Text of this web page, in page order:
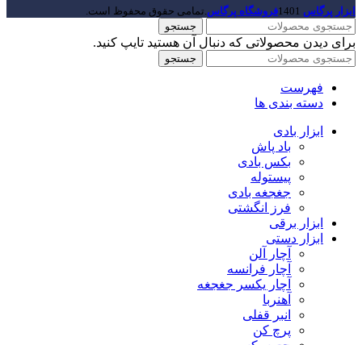
ابزار پرگاس 1401فروشگاه پرگاس.تمامی حقوق محفوظ است.
جستجو
برای دیدن محصولاتی که دنبال آن هستید تایپ کنید.
جستجو
فهرست
دسته بندی ها
ابزار بادی
باد پاش
بکس بادی
پیستوله
جغجغه بادی
فرز انگشتی
ابزار برقی
ابزار دستی
آچار آلن
آچار فرانسه
آچار یکسر جغجغه
آهنربا
انبر قفلی
پرچ کن